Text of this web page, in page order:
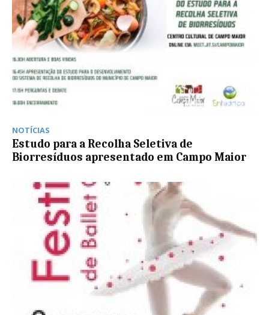
NOTÍCIAS
Estudo para a Recolha Seletiva de
Biorresíduos apresentado em Campo Maior